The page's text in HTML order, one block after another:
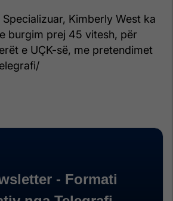
Kimberly West ka
burgim prej 45 vitesh, për
e UÇK-së, me pretendimet